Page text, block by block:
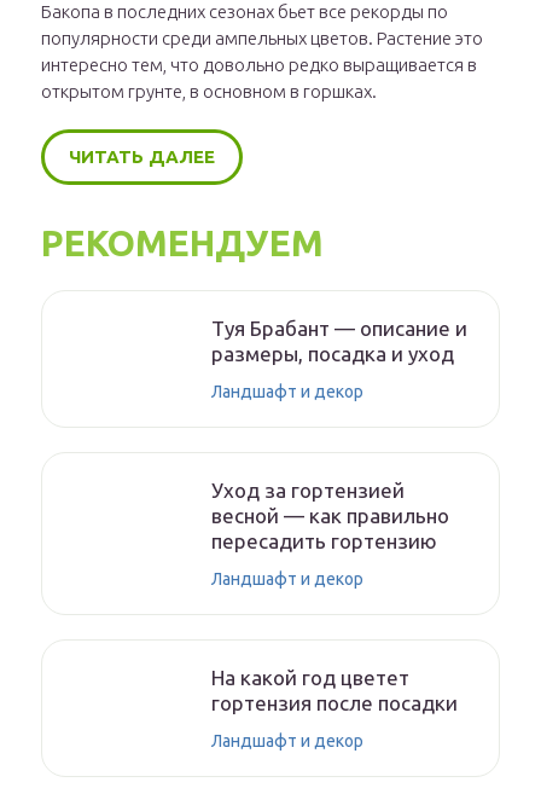
Бакопа в последних сезонах бьет все рекорды по
популярности среди ампельных цветов. Растение это
интересно тем, что довольно редко выращивается в
открытом грунте, в основном в горшках.
ЧИТАТЬ ДАЛЕЕ
РЕКОМЕНДУЕМ
Туя Брабант — описание и
размеры, посадка и уход
Ландшафт и декор
Уход за гортензией
весной — как правильно
пересадить гортензию
Ландшафт и декор
На какой год цветет
гортензия после посадки
Ландшафт и декор